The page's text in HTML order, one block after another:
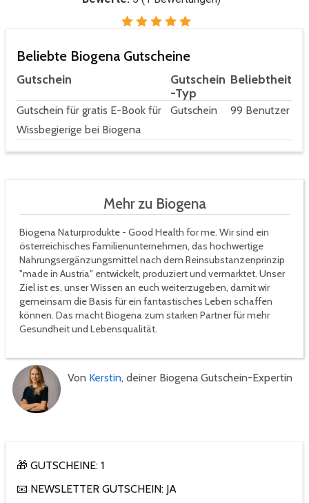
Beliebte Biogena Gutscheine
Gutschein
Gutschein
-Typ
Beliebtheit
Gutschein für gratis E-Book für
Wissbegierige bei Biogena
Gutschein 99 Benutzer
Mehr zu Biogena
Biogena Naturprodukte - Good Health for me. Wir sind ein
österreichisches Familienunternehmen, das hochwertige
Nahrungsergänzungsmittel nach dem Reinsubstanzenprinzip
"made in Austria" entwickelt, produziert und vermarktet. Unser
Ziel ist es, unser Wissen an euch weiterzugeben, damit wir
gemeinsam die Basis für ein fantastisches Leben schaffen
können. Das macht Biogena zum starken Partner für mehr
Gesundheit und Lebensqualität.
Von Kerstin, deiner Biogena Gutschein-Expertin
🎁 GUTSCHEINE: 1
📧 NEWSLETTER GUTSCHEIN: JA